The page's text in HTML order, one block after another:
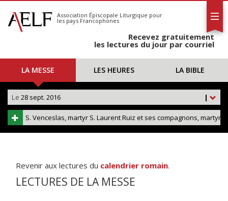
S'abonner
Calendrier
Association Épiscopale Liturgique pour
les pays Francophones
Recevez gratuitement
les lectures du jour par courriel
LA MESSE LES HEURES LA BIBLE
|
Le 28 sept. 2016
S. Venceslas, martyr S. Laurent Ruiz et ses compagnons, martyrs
Revenir aux lectures du calendrier romain.
LECTURES DE LA MESSE